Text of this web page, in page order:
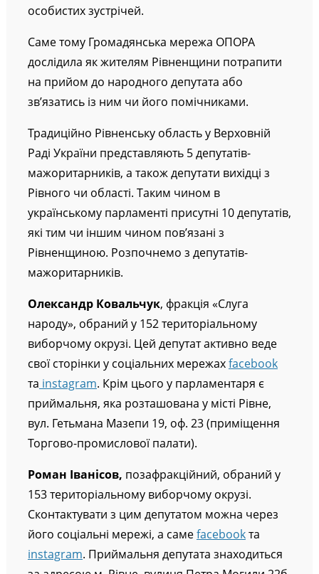
особистих зустрічей.
Саме тому Громадянська мережа ОПОРА
дослідила як жителям Рівненщини потрапити
на прийом до народного депутата або
зв’язатись із ним чи його помічниками.
Традиційно Рівненську область у Верховній
Раді України представляють 5 депутатів-
мажоритарників, а також депутати вихідці з
Рівного чи області. Таким чином в
українському парламенті присутні 10 депутатів,
які тим чи іншим чином пов’язані з
Рівненщиною. Розпочнемо з депутатів-
мажоритарників.
Олександр Ковальчук, фракція «Слуга
народу», обраний у 152 територіальному
виборчому окрузі. Цей депутат активно веде
свої сторінки у соціальних мережахfacebook
та instagram. Крім цього у парламентаря є
приймальня, яка розташована у місті Рівне,
вул. Гетьмана Мазепи 19, оф. 23 (приміщення
Торгово-промислової палати).
Роман Іванісов, позафракційний, обраний у
153 територіальному виборчому окрузі.
Cконтактувати з цим депутатом можна через
його соціальні мережі, а самеfacebookта
instagram. Приймальня депутата знаходиться